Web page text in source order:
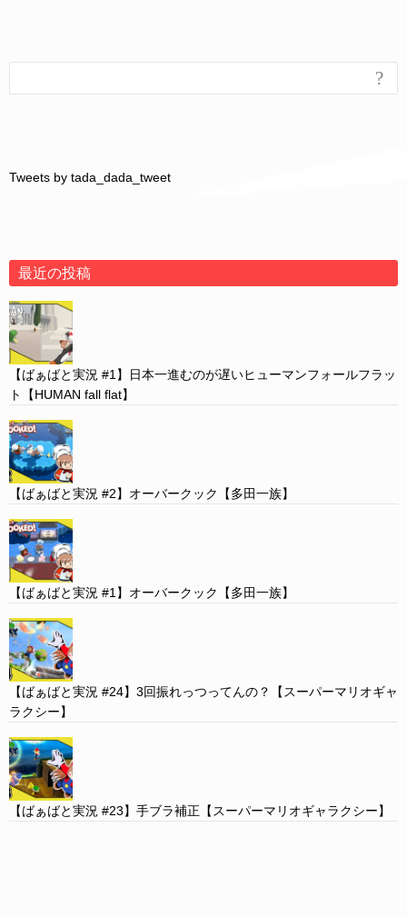
?
Tweets by tada_dada_tweet
最近の投稿
【ばぁばと実況 #1】日本一進むのが遅いヒューマンフォールフラッ
ト【HUMAN fall flat】
【ばぁばと実況 #2】オーバークック【多田一族】
【ばぁばと実況 #1】オーバークック【多田一族】
【ばぁばと実況 #24】3回振れっつってんの？【スーパーマリオギャ
ラクシー】
【ばぁばと実況 #23】手ブラ補正【スーパーマリオギャラクシー】